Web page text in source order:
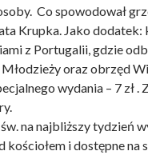
Co spowodował
Krupka. Jako dodatek:
z Portugalii, gdzie
oraz obrzęd
wydania – 7 zł .
na najbliższy tydzień
kościołem i dostępne na